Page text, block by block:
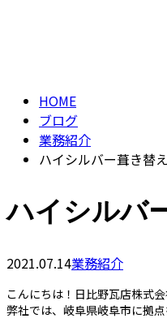
HOME
ブログ
業務紹介
ハイシルバー葺き替
ハイシルバ
2021.07.14業務紹介
こんにちは！日比野瓦店株式会
弊社では、岐阜県岐阜市に拠